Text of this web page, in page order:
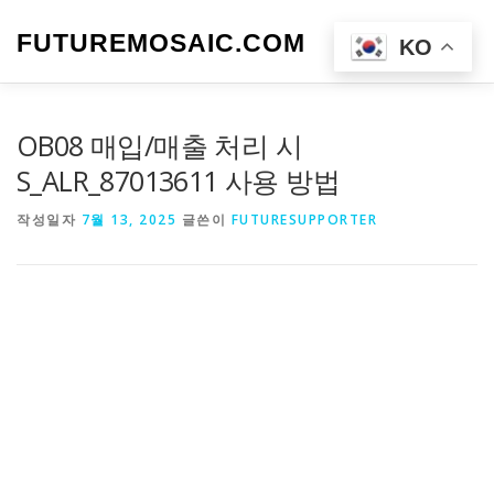
FUTUREMOSAIC.COM 메뉴
OB08 매입/매출 처리 시
S_ALR_87013611 사용 방법
작성일자 7월 13, 2025 글쓴이 FUTURESUPPORTER
KO